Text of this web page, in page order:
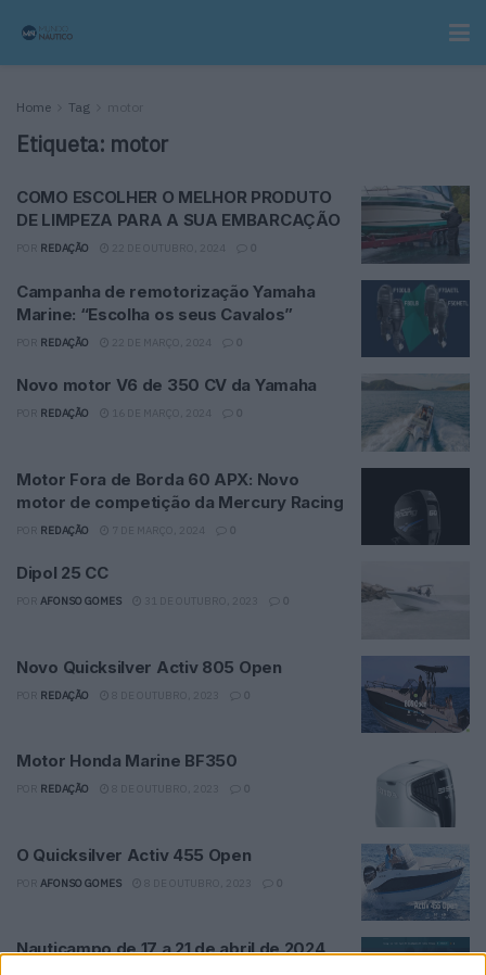
Home Tag motor
Etiqueta: motor
COMO ESCOLHER O MELHOR PRODUTO
DE LIMPEZA PARA A SUA EMBARCAÇÃO
REDAÇÃO 0
Campanha de remotorização Yamaha
Marine: “Escolha os seus Cavalos”
REDAÇÃO 0
Novo motor V6 de 350 CV da Yamaha
REDAÇÃO 0
Motor Fora de Borda 60 APX: Novo
motor de competição da Mercury Racing
REDAÇÃO 0
Dipol 25 CC
AFONSO GOMES 0
Novo Quicksilver Activ 805 Open
REDAÇÃO 0
Motor Honda Marine BF350
REDAÇÃO 0
O Quicksilver Activ 455 Open
AFONSO GOMES 0
Nauticampo de 17 a 21 de abril de 2024